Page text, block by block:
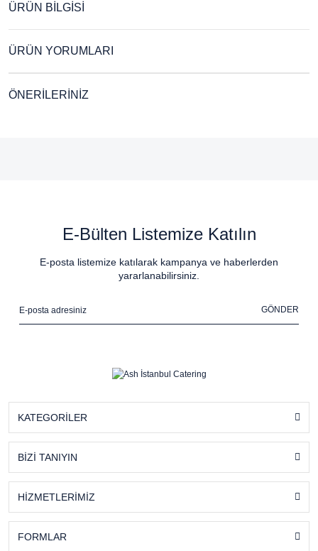
ÜRÜN BİLGİSİ
ÜRÜN YORUMLARI
ÖNERİLERİNİZ
E-Bülten Listemize Katılın
E-posta listemize katılarak kampanya ve haberlerden
yararlanabilirsiniz.
GÖNDER
KATEGORİLER
BİZİ TANIYIN
HİZMETLERİMİZ
FORMLAR